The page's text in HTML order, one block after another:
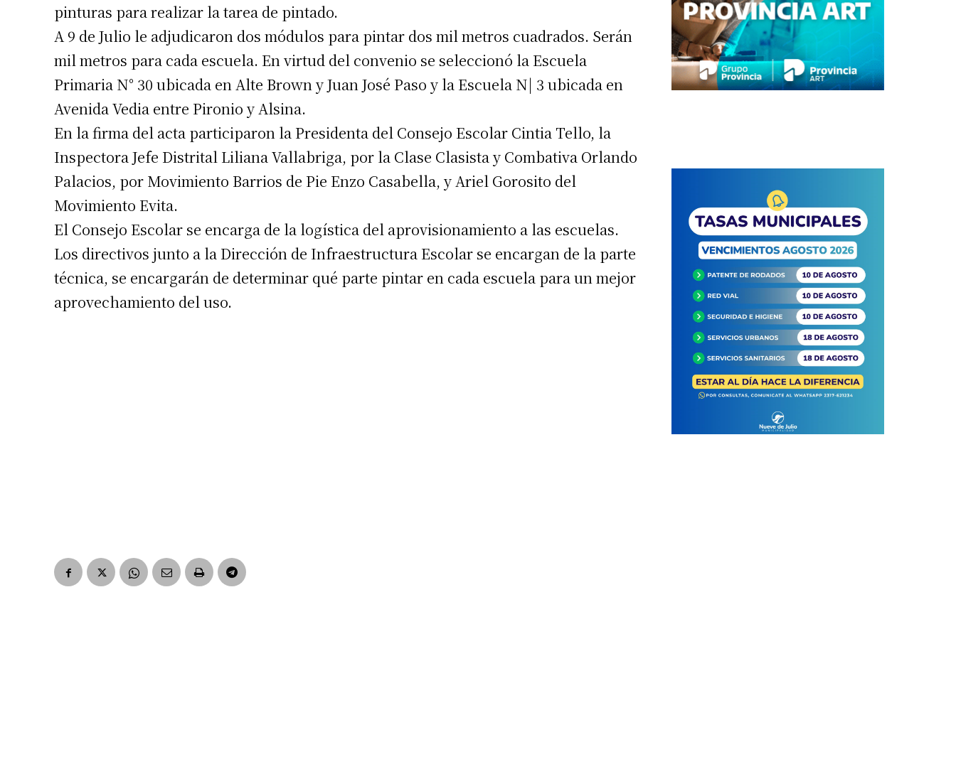
Suscribirme gratis
Dirección de correo electrónico*
Nombre
Apellidos
pinturas para realizar la tarea de pintado.
A 9 de Julio le adjudicaron dos módulos para pintar dos mil metros cuadrados. Serán
mil metros para cada escuela. En virtud del convenio se seleccionó la Escuela
Primaria N° 30 ubicada en Alte Brown y Juan José Paso y la Escuela N| 3 ubicada en
Avenida Vedia entre Pironio y Alsina.
En la firma del acta participaron la Presidenta del Consejo Escolar Cintia Tello, la
Inspectora Jefe Distrital Liliana Vallabriga, por la Clase Clasista y Combativa Orlando
Palacios, por Movimiento Barrios de Pie Enzo Casabella, y Ariel Gorosito del
Movimiento Evita.
El Consejo Escolar se encarga de la logística del aprovisionamiento a las escuelas.
Los directivos junto a la Dirección de Infraestructura Escolar se encargan de la parte
técnica, se encargarán de determinar qué parte pintar en cada escuela para un mejor
aprovechamiento del uso.